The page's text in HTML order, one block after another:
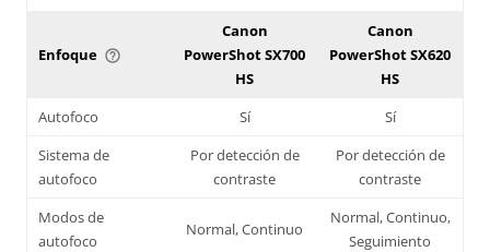
Enfoque help_outline
Canon
PowerShot SX700
HS
Canon
PowerShot SX620
HS
Autofoco
Sí
Sí
Sistema de
autofoco
Por detección de
contraste
Por detección de
contraste
Modos de
autofoco
Normal, Continuo
Normal, Continuo,
Seguimiento